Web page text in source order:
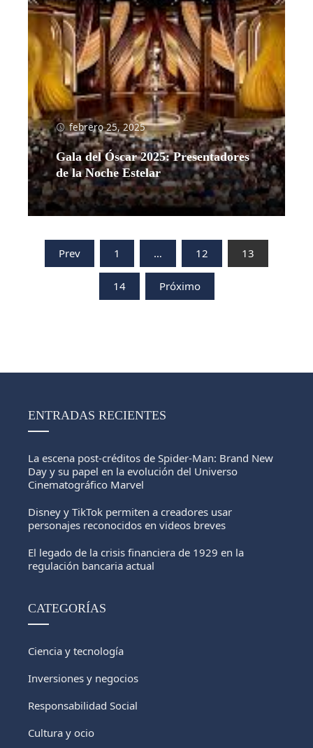
febrero 25, 2025
Gala del Óscar 2025: Presentadores
de la Noche Estelar
Leer más
Paginación
Prev 1 … 12 13
14 Próximo
ENTRADAS RECIENTES
La escena post-créditos de Spider-Man: Brand New
Day y su papel en la evolución del Universo
Cinematográfico Marvel
Disney y TikTok permiten a creadores usar
personajes reconocidos en videos breves
El legado de la crisis financiera de 1929 en la
regulación bancaria actual
CATEGORÍAS
Ciencia y tecnología
Inversiones y negocios
Responsabilidad Social
Cultura y ocio